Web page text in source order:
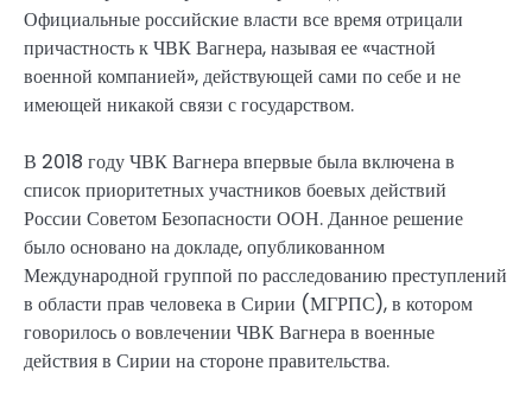
Официальные российские власти все время отрицали
причастность к ЧВК Вагнера, называя ее «частной
военной компанией», действующей сами по себе и не
имеющей никакой связи с государством.
В 2018 году ЧВК Вагнера впервые была включена в
список приоритетных участников боевых действий
России Советом Безопасности ООН. Данное решение
было основано на докладе, опубликованном
Международной группой по расследованию преступлений
в области прав человека в Сирии (МГРПС), в котором
говорилось о вовлечении ЧВК Вагнера в военные
действия в Сирии на стороне правительства.